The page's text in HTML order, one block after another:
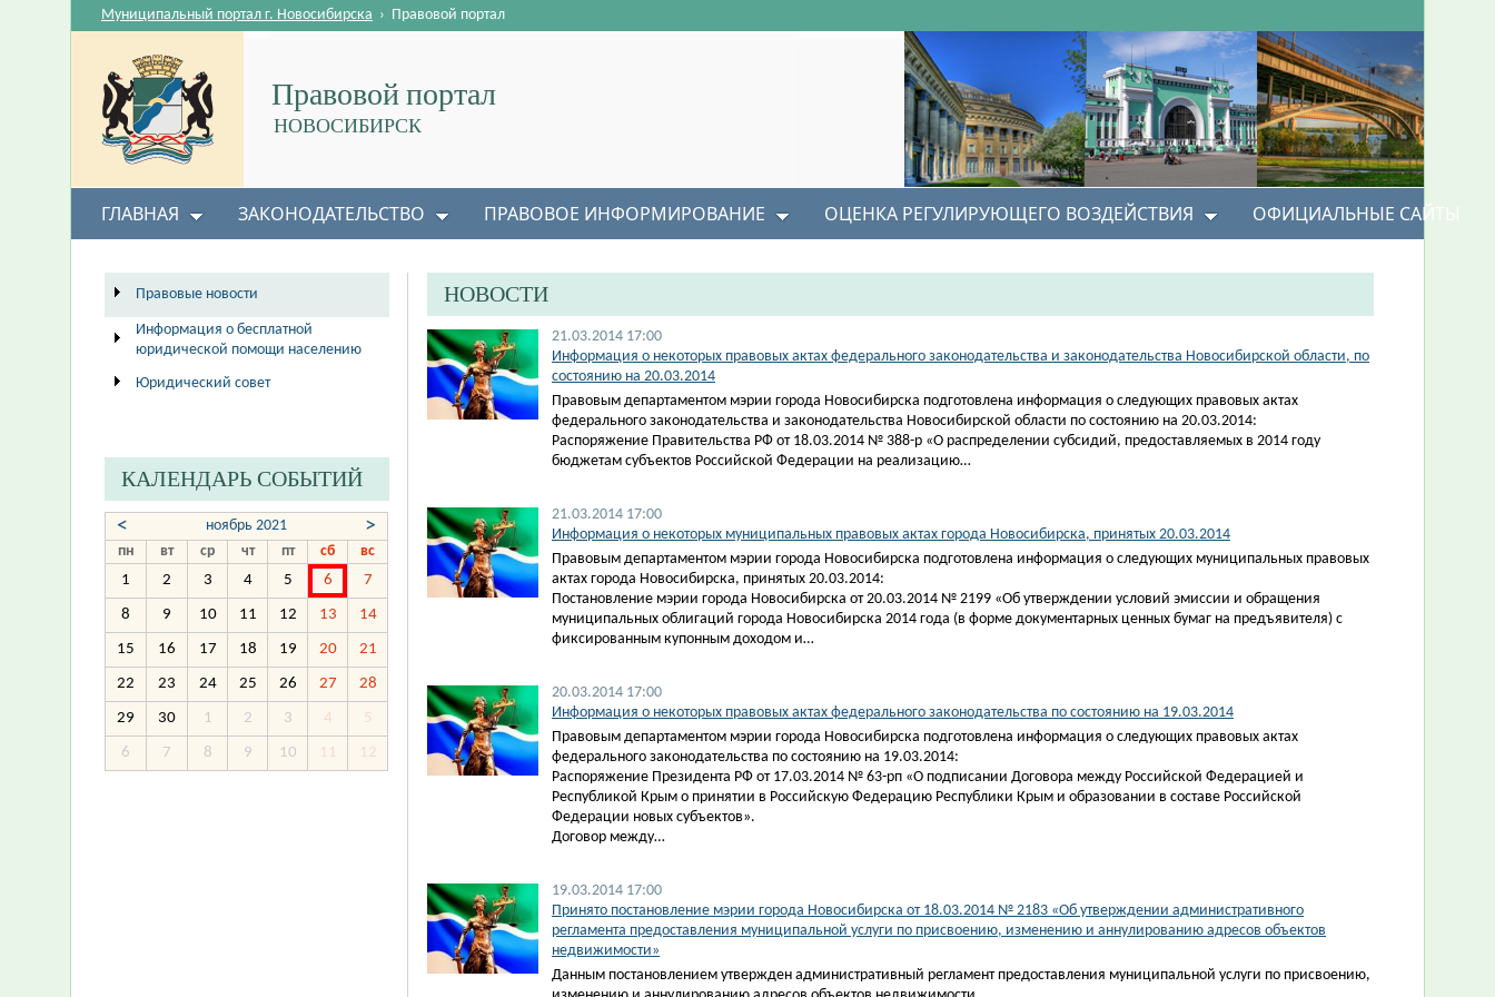
Правовой портал
НОВОСИБИРСК
Муниципальный портал г. Новосибирска › Правовой портал
ГЛАВНАЯ ЗАКОНОДАТЕЛЬСТВО ПРАВОВОЕ ИНФОРМИРОВАНИЕ ОЦЕНКА РЕГУЛИРУЮЩЕГО ВОЗДЕЙСТВИЯ ОФИЦИАЛЬНЫЕ САЙТЫ
НОВОСТИ
21.03.2014 17:00
Информация о некоторых правовых актах федерального законодательства и законодательства Новосибирской области, по
состоянию на 20.03.2014
Правовым департаментом мэрии города Новосибирска подготовлена информация о следующих правовых актах
федерального законодательства и законодательства Новосибирской области по состоянию на 20.03.2014:
Распоряжение Правительства РФ от 18.03.2014 № 388-р «О распределении субсидий, предоставляемых в 2014 году
бюджетам субъектов Российской Федерации на реализацию…
21.03.2014 17:00
Информация о некоторых муниципальных правовых актах города Новосибирска, принятых 20.03.2014
Правовым департаментом мэрии города Новосибирска подготовлена информация о следующих муниципальных правовых
актах города Новосибирска, принятых 20.03.2014:
Постановление мэрии города Новосибирска от 20.03.2014 № 2199 «Об утверждении условий эмиссии и обращения
муниципальных облигаций города Новосибирска 2014 года (в форме документарных ценных бумаг на предъявителя) с
фиксированным купонным доходом и…
20.03.2014 17:00
Информация о некоторых правовых актах федерального законодательства по состоянию на 19.03.2014
Правовым департаментом мэрии города Новосибирска подготовлена информация о следующих правовых актах
федерального законодательства по состоянию на 19.03.2014:
Распоряжение Президента РФ от 17.03.2014 № 63-рп «О подписании Договора между Российской Федерацией и
Республикой Крым о принятии в Российскую Федерацию Республики Крым и образовании в составе Российской
Федерации новых субъектов».
Договор между…
19.03.2014 17:00
Принято постановление мэрии города Новосибирска от 18.03.2014 № 2183 «Об утверждении административного
регламента предоставления муниципальной услуги по присвоению, изменению и аннулированию адресов объектов
недвижимости»
Данным постановлением утвержден административный регламент предоставления муниципальной услуги по присвоению,
Правовые новости
Информация о бесплатной
юридической помощи населению
Юридический совет
КАЛЕНДАРЬ СОБЫТИЙ
< ноябрь 2021 >
пн вт ср чт пт сб
вс
1
2 3 4 5 6 7
8 9 10 11 12 13 14
15 16 17 18 19 20 21
22 23 24 25 26 27 28
29 30 1 2 3 4 5
6 7 8 9 10 11 12